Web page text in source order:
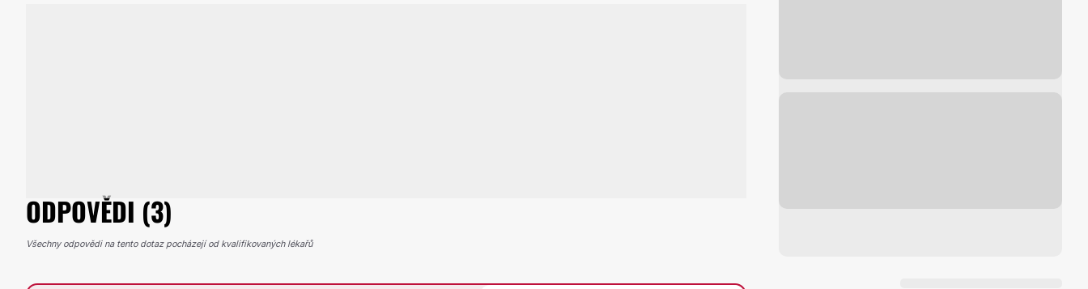
ODPOVĚDI (3)
Všechny odpovědi na tento dotaz pocházejí od kvalifikovaných lékařů